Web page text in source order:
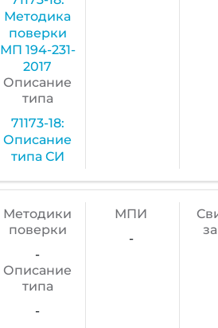
Методика
поверки
МП 194-231-
2017
Описание
типа
71173-18:
Описание
типа СИ
Методики
поверки
-
Описание
типа
-
МПИ
-